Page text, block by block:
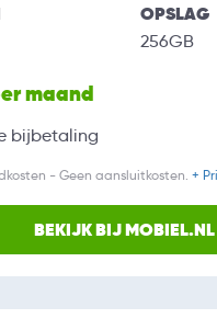
OPSLAG
256GB
maand
bijbetaling
- Geen aansluitkosten. +
BEKIJK BIJ MOBIEL.NL